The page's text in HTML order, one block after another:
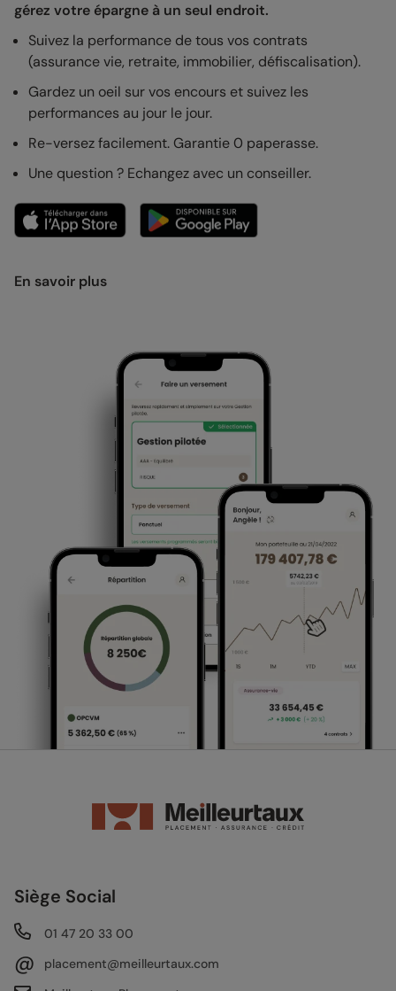
gérez votre épargne à un seul endroit.
Suivez la performance de tous vos contrats
(assurance vie, retraite, immobilier, défiscalisation).
Gardez un oeil sur vos encours et suivez les
performances au jour le jour.
Re-versez facilement. Garantie 0 paperasse.
Une question ? Echangez avec un conseiller.
En savoir plus
Siège Social
01 47 20 33 00
@
placement@meilleurtaux.com